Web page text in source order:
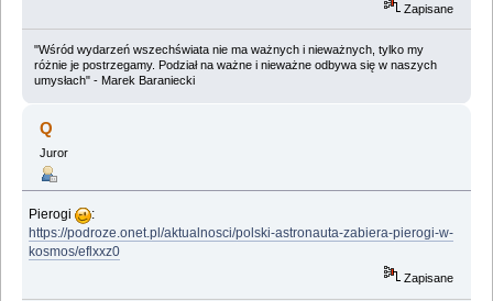
Zapisane
"Wśród wydarzeń wszechświata nie ma ważnych i nieważnych, tylko my
różnie je postrzegamy. Podział na ważne i nieważne odbywa się w naszych
umysłach" - Marek Baraniecki
Q
Juror
Pierogi
:
https://podroze.onet.pl/aktualnosci/polski-astronauta-zabiera-pierogi-w-
kosmos/eflxxz0
Zapisane